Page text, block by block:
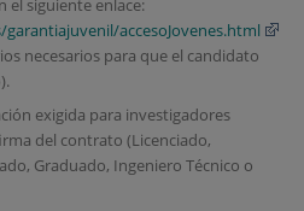
el siguiente enlace:
accesoJovenes.html
necesarios para que el candidato
exigida para investigadores
del contrato (Licenciado,
Graduado, Ingeniero Técnico o